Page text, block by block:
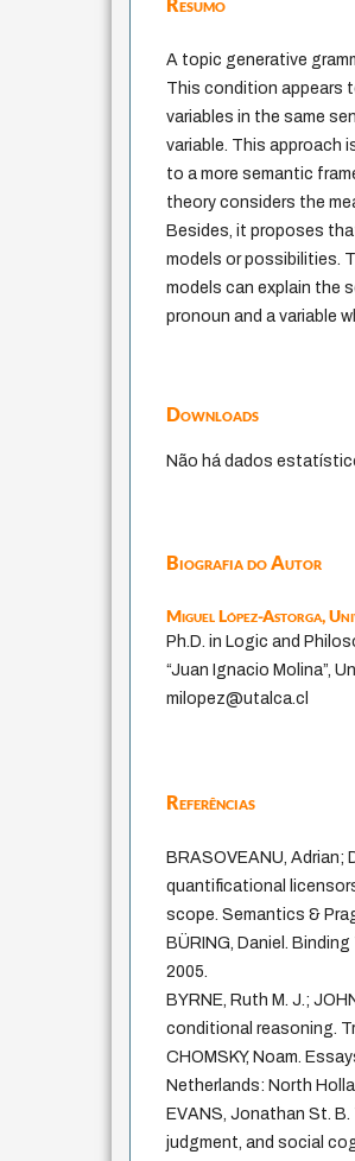
A topic generative
This condition appears
variables in the same
variable. This approach
to a more semantic
theory considers the
Besides, it proposes
models or possibilities.
models can explain the
pronoun and a variable
Downloads
Não há dados
Biografia do Autor
Miguel López-Astorga,
Ph.D. in Logic and
“Juan Ignacio Molina”,
milopez@utalca.cl
Referências
BRASOVEANU, Adrian;
quantificational
scope. Semantics &
BÜRING, Daniel.
2005.
BYRNE, Ruth M. J.;
conditional reasoning.
CHOMSKY, Noam.
Netherlands: North
EVANS, Jonathan St.
judgment, and social